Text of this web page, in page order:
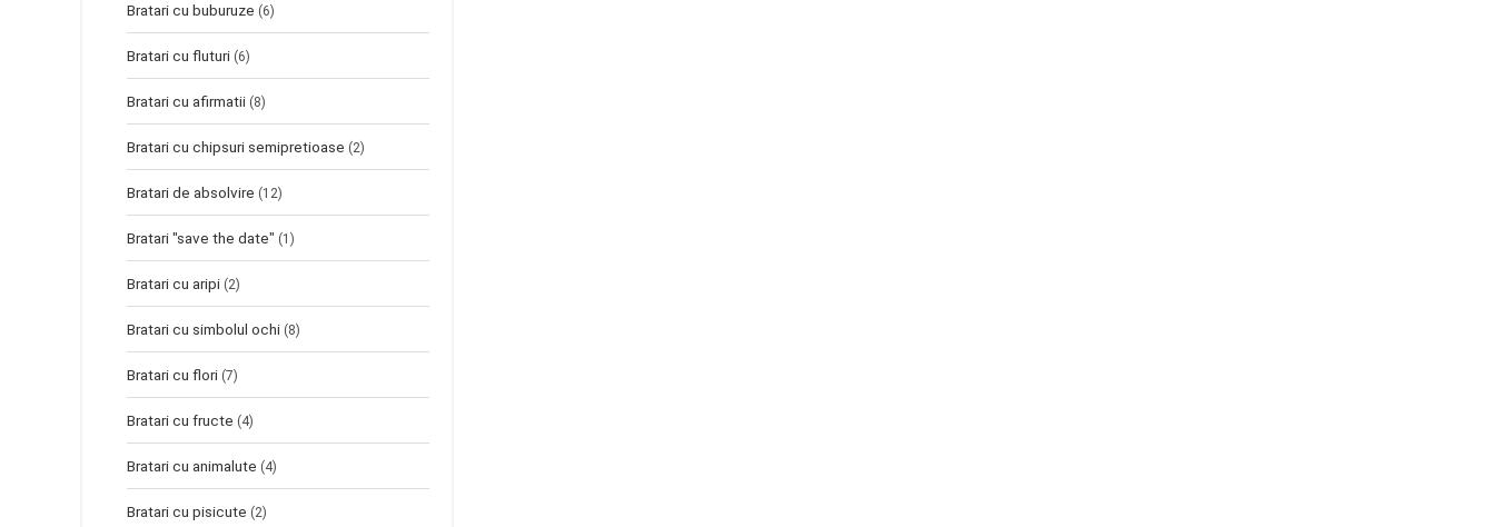
Bratari cu buburuze (6)
Bratari cu fluturi (6)
Bratari cu afirmatii (8)
Bratari cu chipsuri semipretioase (2)
Bratari de absolvire (12)
Bratari "save the date" (1)
Bratari cu aripi (2)
Bratari cu simbolul ochi (8)
Bratari cu flori (7)
Bratari cu fructe (4)
Bratari cu animalute (4)
Bratari cu pisicute (2)